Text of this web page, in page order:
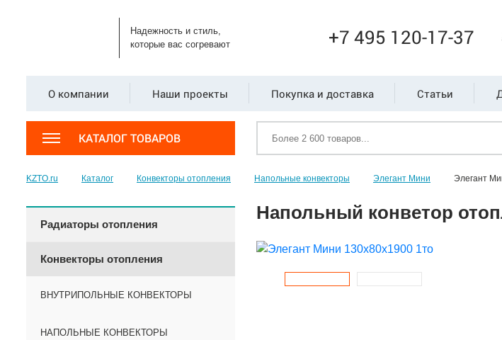
Надежность и стиль,
которые вас согревают
+7 495 120-17-37
О компании Наши проекты Покупка и доставка Статьи
КАТАЛОГ ТОВАРОВ
KZTO.ru Каталог Конвекторы отопления Напольные конвекторы Элегант Мини Элегант
Радиаторы отопления
Конвекторы отопления
ВНУТРИПОЛЬНЫЕ КОНВЕКТОРЫ
НАПОЛЬНЫЕ КОНВЕКТОРЫ
Напольный конветор